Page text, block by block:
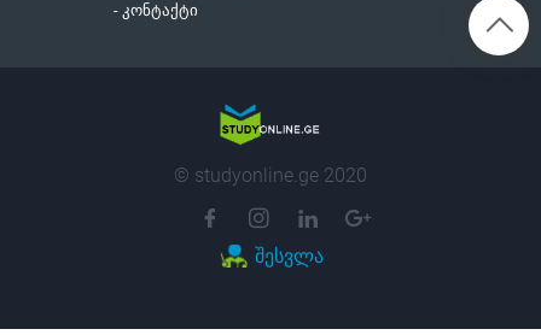
- კონტაქტი
© studyonline.ge 2020
შესვლა